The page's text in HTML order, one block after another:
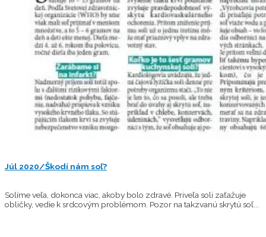
Júl 2020/Škodí nám soľ?
Solíme veľa, dokonca viac, akoby bolo zdravé. Priveľa soli zaťažuje
obličky, vedie k srdcovým problémom. Pozor na takzvanú skrytú soľ...